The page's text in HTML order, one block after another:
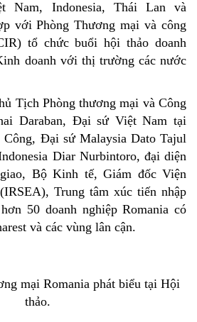
Nam, Indonesia, Thái Lan và
với Phòng Thương mại và công
tổ chức buổi hội thảo doanh
doanh với thị trường các nước
Tịch Phòng thương mại và Công
Daraban, Đại sứ Việt Nam tại
Công, Đại sứ Malaysia Dato Tajul
Diar Nurbintoro, đại diện
Bộ Kinh tế, Giám đốc Viện
Trung tâm xúc tiến nhập
50 doanh nghiệp Romania có
và các vùng lân cận.
mại Romania phát biểu tại Hội
thảo.